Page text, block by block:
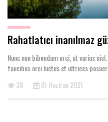
Rahatlatıcı inanılmaz
Nunc non bibendum orci, ut varius
faucibus orci luctus et ultrices
38
01 Haziran 2021